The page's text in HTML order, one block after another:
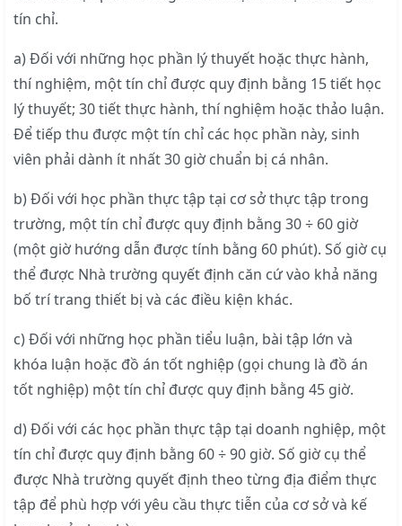
tín chỉ.
a) Đối với những học phần lý thuyết hoặc thực hành,
thí nghiệm, một tín chỉ được quy định bằng 15 tiết học
lý thuyết; 30 tiết thực hành, thí nghiệm hoặc thảo luận.
Để tiếp thu được một tín chỉ các học phần này, sinh
viên phải dành ít nhất 30 giờ chuẩn bị cá nhân.
b) Đối với học phần thực tập tại cơ sở thực tập trong
trường, một tín chỉ được quy định bằng 30 ÷ 60 giờ
(một giờ hướng dẫn được tính bằng 60 phút). Số giờ cụ
thể được Nhà trường quyết định căn cứ vào khả năng
bố trí trang thiết bị và các điều kiện khác.
c) Đối với những học phần tiểu luận, bài tập lớn và
khóa luận hoặc đồ án tốt nghiệp (gọi chung là đồ án
tốt nghiệp) một tín chỉ được quy định bằng 45 giờ.
d) Đối với các học phần thực tập tại doanh nghiệp, một
tín chỉ được quy định bằng 60 ÷ 90 giờ. Số giờ cụ thể
được Nhà trường quyết định theo từng địa điểm thực
tập để phù hợp với yêu cầu thực tiễn của cơ sở và kế